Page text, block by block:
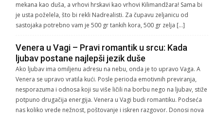
mekana kao duša, a vrhovi hrskavi kao vrhovi Kilimandžara! Sama bi
je usta poželela, što bi rekli Nadrealisti. Za čupavu zeljanicu od
sastojaka potrebno vam je 500 gr tankih kora, 500 gr zelja […]
Venera u Vagi – Pravi romantik u srcu: Kada
ljubav postane najlepši jezik duše
Ako ljubav ima omiljenu adresu na nebu, onda je to upravo Vaga. A
Venera se upravo vratila kući. Posle perioda emotivnih previranja,
nesporazuma i odnosa koji su više ličili na borbu nego na ljubav, stiže
potpuno drugačija energija. Venera u Vagi budi romantiku. Podseća
nas koliko vrede nežnost, poštovanje i iskren razgovor. Donosi nova